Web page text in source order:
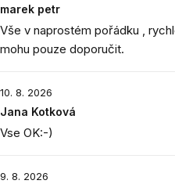
marek petr
Vše v naprostém pořádku ,
mohu pouze doporučit.
10. 8. 2026
Jana Kotková
Vse OK:-)
9. 8. 2026